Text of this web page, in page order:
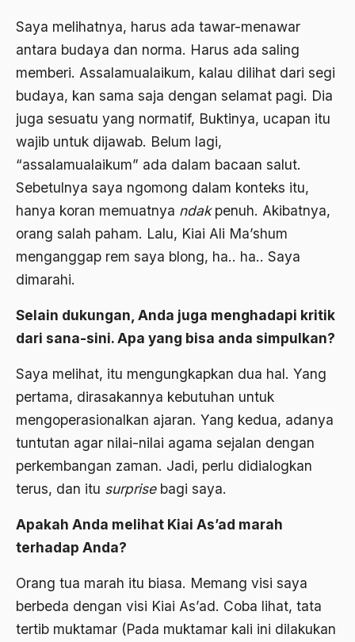
Saya melihatnya, harus ada tawar-menawar
antara budaya dan norma. Harus ada saling
memberi. Assalamualaikum, kalau dilihat dari segi
budaya, kan sama saja dengan selamat pagi. Dia
juga sesuatu yang normatif, Buktinya, ucapan itu
wajib untuk dijawab. Belum lagi,
“assalamualaikum” ada dalam bacaan salut.
Sebetulnya saya ngomong dalam konteks itu,
hanya koran memuatnya ndakpenuh. Akibatnya,
orang salah paham. Lalu, Kiai Ali Ma’shum
menganggap rem saya blong, ha.. ha.. Saya
dimarahi.
Selain dukungan, Anda juga menghadapi kritik
dari sana-sini. Apa yang bisa anda simpulkan?
Saya melihat, itu mengungkapkan dua hal. Yang
pertama, dirasakannya kebutuhan untuk
mengoperasionalkan ajaran. Yang kedua, adanya
tuntutan agar nilai-nilai agama sejalan dengan
perkembangan zaman. Jadi, perlu didialogkan
terus, dan itu surprisebagi saya.
Apakah Anda melihat Kiai As’ad marah
terhadap Anda?
Orang tua marah itu biasa. Memang visi saya
berbeda dengan visi Kiai As’ad. Coba lihat, tata
tertib muktamar (Pada muktamar kali ini dilakukan
akulturasi
akulturasi budaya
Al Asnawi
al qaeda
Al-Azhar
Al-Ghazali
Al-Ikhwanu Al-Muslimun
Al-Ikhwanul Muslimin
al-Khalil Ibnu Ahmad al-Farahidi
Al-Maududi
Al-qua'an dan Hadist
al-quran
Alexander Solzhenitsyin
Ali Khomeini
Ali Murtopo
Ali Shariati
Ali Sidikin
Ali Syahbana
Aliran AHmadiyah